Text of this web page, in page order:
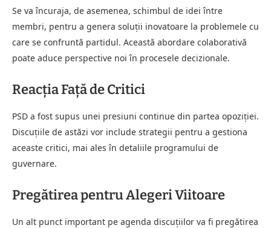
Se va încuraja, de asemenea, schimbul de idei între
membri, pentru a genera soluţii inovatoare la problemele cu
care se confruntă partidul. Această abordare colaborativă
poate aduce perspective noi în procesele decizionale.
Reacția Față de Critici
PSD a fost supus unei presiuni continue din partea opoziţiei.
Discuţiile de astăzi vor include strategii pentru a gestiona
aceaste critici, mai ales în detaliile programului de
guvernare.
Pregătirea pentru Alegeri Viitoare
Un alt punct important pe agenda discuţiilor va fi pregătirea